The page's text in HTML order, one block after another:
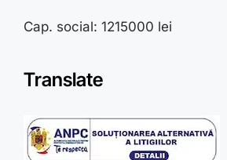
Cap. social: 1215000 lei
Translate